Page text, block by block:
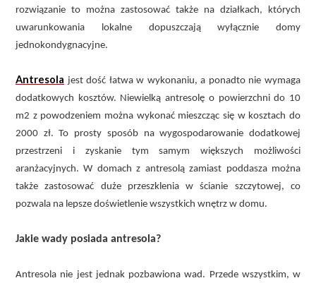
rozwiązanie to można zastosować także na działkach, których
uwarunkowania lokalne dopuszczają wyłącznie domy
jednokondygnacyjne.
Antresola jest dość łatwa w wykonaniu, a ponadto nie wymaga
dodatkowych kosztów. Niewielką antresolę o powierzchni do 10
m2 z powodzeniem można wykonać mieszcząc się w kosztach do
2000 zł. To prosty sposób na wygospodarowanie dodatkowej
przestrzeni i zyskanie tym samym większych możliwości
aranżacyjnych. W domach z antresolą zamiast poddasza można
także zastosować duże przeszklenia w ścianie szczytowej, co
pozwala na lepsze doświetlenie wszystkich wnętrz w domu.
Jakie wady posiada antresola?
Antresola nie jest jednak pozbawiona wad. Przede wszystkim, w